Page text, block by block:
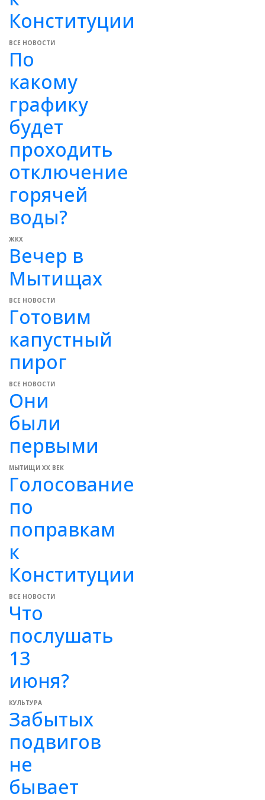
Конституции
ВСЕ НОВОСТИ
По
какому
графику
будет
проходить
отключение
горячей
воды?
ЖКХ
Вечер в
Мытищах
ВСЕ НОВОСТИ
Готовим
капустный
пирог
ВСЕ НОВОСТИ
Они
были
первыми
МЫТИЩИ XX ВЕК
Голосование
по
поправкам
к
Конституции
ВСЕ НОВОСТИ
Что
послушать
13
июня?
КУЛЬТУРА
Забытых
подвигов
не
бывает